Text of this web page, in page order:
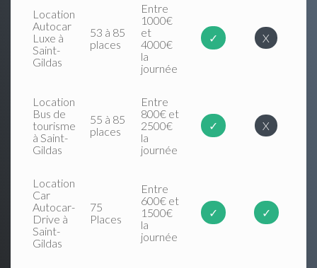
Location
Autocar
Luxe à
Saint-
Gildas
53 à 85
places
Entre
1000€
et
4000€
la
journée
✓ X
Location
Bus de
tourisme
à Saint-
Gildas
55 à 85
places
Entre
800€ et
2500€
la
journée
✓ X
Location
Car
Autocar-
Drive à
Saint-
Gildas
75
Places
Entre
600€ et
1500€
la
journée
✓ ✓